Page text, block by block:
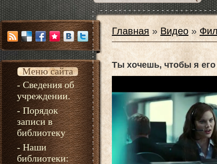
Меню сайта
- Сведения об
учреждении.
- Порядок
записи в
библиотеку
- Наши
библиотеки:
Главная »Видео »
Ты хочешь, чтобы я